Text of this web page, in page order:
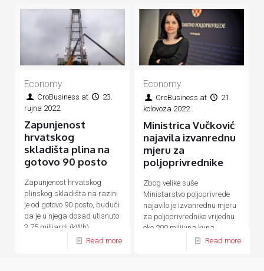
Economy
CroBusiness at
23.
rujna 2022.
Zapunjenost
hrvatskog
skladišta plina na
gotovo 90 posto
Zapunjenost hrvatskog
plinskog skladišta na razini
je od gotovo 90 posto, budući
da je u njega dosad utisnuto
3,75 milijardi (kWh)
kilowatsati plina
Read more
Economy
CroBusiness at
21.
kolovoza 2022.
Ministrica Vučković
najavila izvanrednu
mjeru za
poljoprivrednike
Zbog velike suše
Ministarstvo poljoprivrede
najavilo je izvanrednu mjeru
za poljoprivrednike vrijednu
oko 200 milijuna kuna
Read more